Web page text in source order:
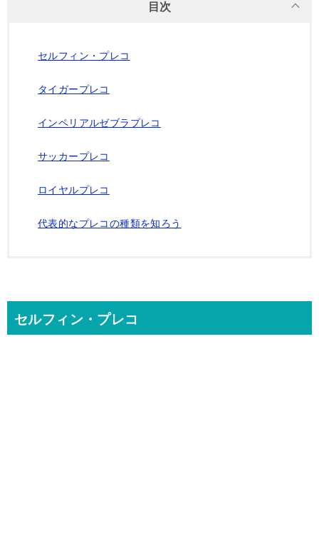
目次
セルフィン・プレコ
タイガープレコ
インペリアルゼブラプレコ
サッカープレコ
ロイヤルプレコ
代表的なプレコの種類を知ろう
セルフィン・プレコ